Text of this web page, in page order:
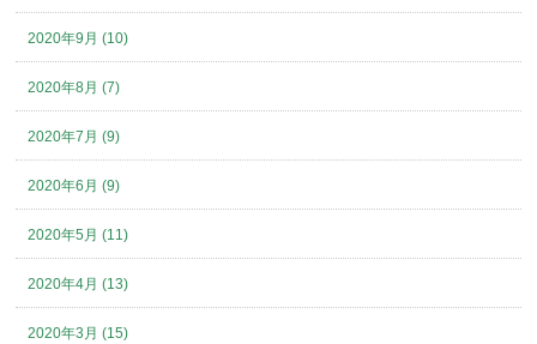
2020年9月 (10)
2020年8月 (7)
2020年7月 (9)
2020年6月 (9)
2020年5月 (11)
2020年4月 (13)
2020年3月 (15)